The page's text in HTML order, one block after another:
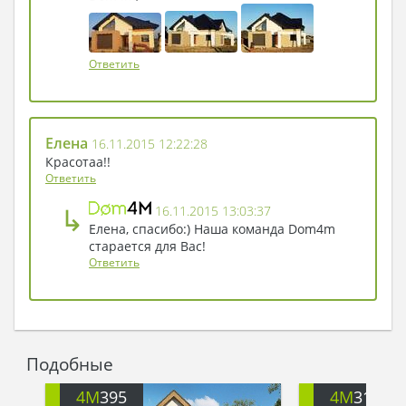
твердую руку и отправилась на поиски
подходящих чертежей…
Ответить
Елена 16.11.2015 12:22:28
Красотаа!!
Ответить
↳
16.11.2015 13:03:37
Елена, спасибо:) Наша команда Dom4m
старается для Вас!
Ответить
Подобные
4M395 4M312